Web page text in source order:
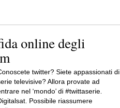
online degli
twitter? Siete appassionati di
televisive? Allora provate ad
nel ‘mondo’ di #twittaserie.
Possibile riassumere